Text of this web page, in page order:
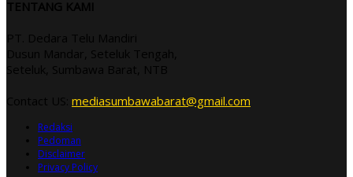
TENTANG KAMI
PT. Dedara Telu Mandiri
Dusun Mandar, Seteluk Tengah,
Seteluk, Sumbawa Barat, NTB
Contact US: mediasumbawabarat@gmail.com
Redaksi
Pedoman
Disclaimer
Privacy Policy